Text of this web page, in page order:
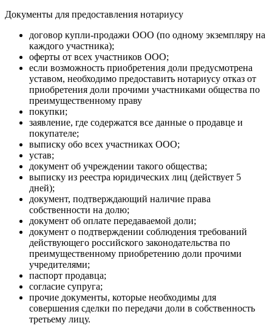
Документы для предоставления нотариусу
договор купли-продажи ООО (по одному экземпляру на
каждого участника);
оферты от всех участников ООО;
если возможность приобретения доли предусмотрена
уставом, необходимо предоставить нотариусу отказ от
приобретения доли прочими участниками общества по
преимущественному праву
покупки;
заявление, где содержатся все данные о продавце и
покупателе;
выписку обо всех участниках ООО;
устав;
документ об учреждении такого общества;
выписку из реестра юридических лиц (действует 5
дней);
документ, подтверждающий наличие права
собственности на долю;
документ об оплате передаваемой доли;
документ о подтверждении соблюдения требований
действующего российского законодательства по
преимущественному приобретению доли прочими
учредителями;
паспорт продавца;
согласие супруга;
прочие документы, которые необходимы для
совершения сделки по передачи доли в собственность
третьему лицу.